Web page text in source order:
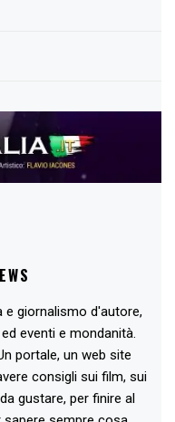
e giornalismo d'autore,
eventi e mondanità.
portale, un web site
consigli sui film, sui
gustare, per finire al